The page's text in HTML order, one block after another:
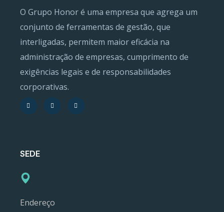
O Grupo Honor é uma empresa que agrega um
conjunto de ferramentas de gestão, que
interligadas, permitem maior eficácia na
administração de empresas, cumprimento de
exigências legais e de responsabilidades
corporativas.
SEDE
Endereço